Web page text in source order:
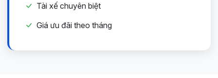
Tài xế chuyên biệt
Giá ưu đãi theo tháng